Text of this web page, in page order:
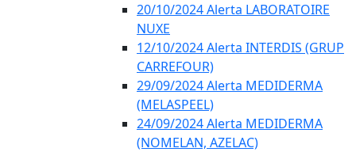
20/10/2024 Alerta LABORATOIRE
NUXE
12/10/2024 Alerta INTERDIS (GRUP
CARREFOUR)
29/09/2024 Alerta MEDIDERMA
(MELASPEEL)
24/09/2024 Alerta MEDIDERMA
(NOMELAN, AZELAC)